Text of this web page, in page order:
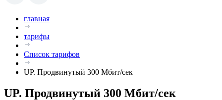
главная
тарифы
Список тарифов
UP. Продвинутый 300 Мбит/сек
UP. Продвинутый 300 Мбит/сек